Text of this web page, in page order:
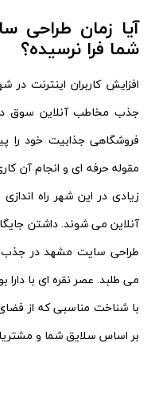
آیا زمان طراحی
شما فرا نرسیده؟
افزایش کاربران اینترنت
جذب مخاطب آنلاین سوق
فروشگاهی جذابیت خود را
مقوله حرفه ای و انجام آن
زیادی در این شهر راه
آنلاین می شوند. داشتن
طراحی سایت مشهد در
می طلبد. عصر نقره ای با
با شناخت مناسبی که از فضای
بر اساس سلایق شما و